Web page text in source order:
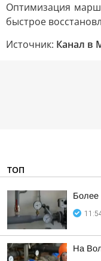
Оптимизация
быстрое
Источник: Канал в
ТОП
Более
На